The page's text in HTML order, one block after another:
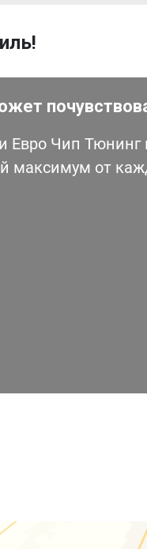
Евро Чип
максимум от